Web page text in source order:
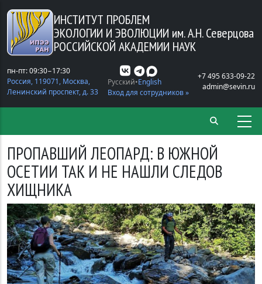
Перейти к основному содержанию
ИНСТИТУТ ПРОБЛЕМ
ЭКОЛОГИИ И ЭВОЛЮЦИИ им. А.Н. Северцова
РОССИЙСКОЙ АКАДЕМИИ НАУК
пн-пт: 09:30−17:30
Россия, 119071, Москва,
Ленинский проспект, д. 33
Русский English
Вход для сотрудников »
+7 495 633-09-22
admin@sevin.ru
ПРОПАВШИЙ ЛЕОПАРД: В ЮЖНОЙ
ОСЕТИИ ТАК И НЕ НАШЛИ СЛЕДОВ
ХИЩНИКА